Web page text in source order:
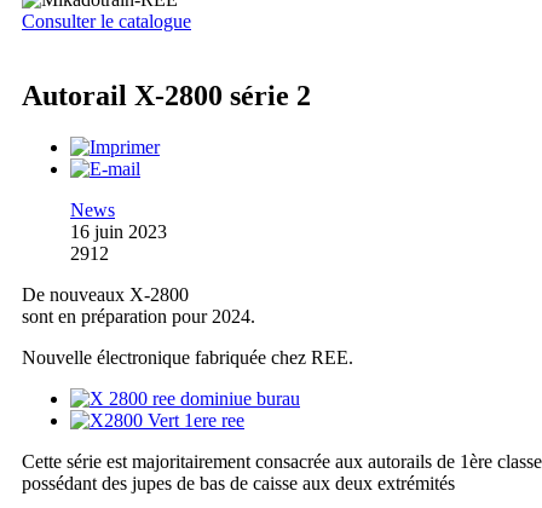
Consulter le catalogue
Autorail X-2800 série 2
News
16 juin 2023
2912
De nouveaux X-2800
sont en préparation pour 2024.
Nouvelle électronique fabriquée chez REE.
Cette série est majoritairement consacrée aux autorails de 1ère classe
possédant des jupes de bas de caisse aux deux extrémités